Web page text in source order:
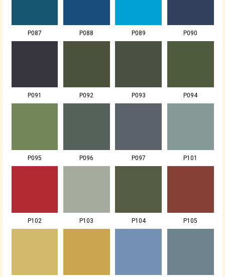
P087 P088 P089 P090
P091 P092 P093 P094
P095 P096 P097 P101
P102 P103 P104 P105